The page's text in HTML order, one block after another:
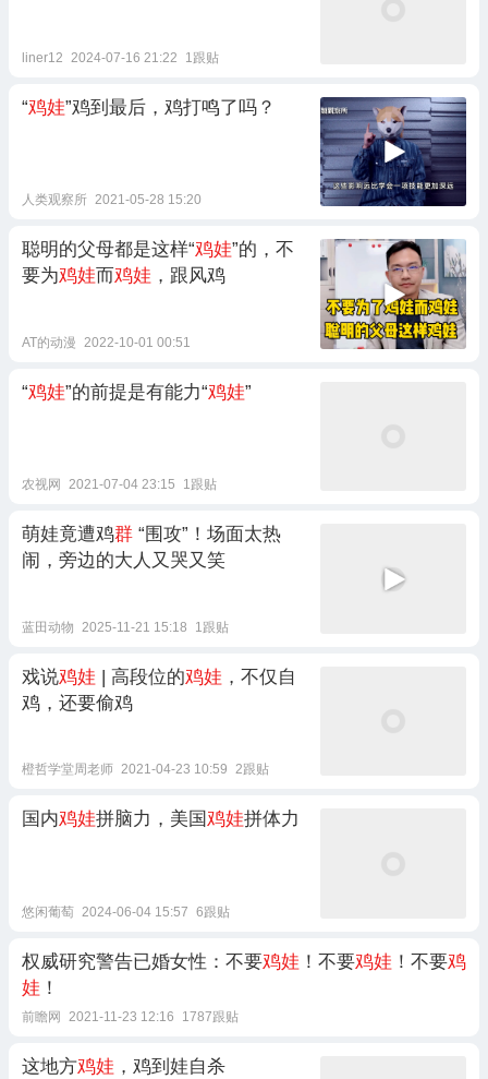
liner12 2024-07-16 21:22 1跟贴
“鸡娃”鸡到最后，鸡打鸣了吗？
人类观察所 2021-05-28 15:20
聪明的父母都是这样“鸡娃”的，不
要为鸡娃而鸡娃 ，跟风鸡
AT的动漫 2022-10-01 00:51
“鸡娃”的前提是有能力“鸡娃”
农视网 2021-07-04 23:15 1跟贴
萌娃竟遭鸡群 “围攻”！场面太热
闹，旁边的大人又哭又笑
蓝田动物 2025-11-21 15:18 1跟贴
戏说鸡娃 | 高段位的鸡娃 ，不仅自
鸡，还要偷鸡
橙哲学堂周老师 2021-04-23 10:59 2跟贴
国内鸡娃拼脑力，美国鸡娃拼体力
悠闲葡萄 2024-06-04 15:57 6跟贴
权威研究警告已婚女性：不要鸡娃 ！不要鸡娃 ！不要鸡
娃 ！
前瞻网 2021-11-23 12:16 1787跟贴
这地方鸡娃 ，鸡到娃自杀